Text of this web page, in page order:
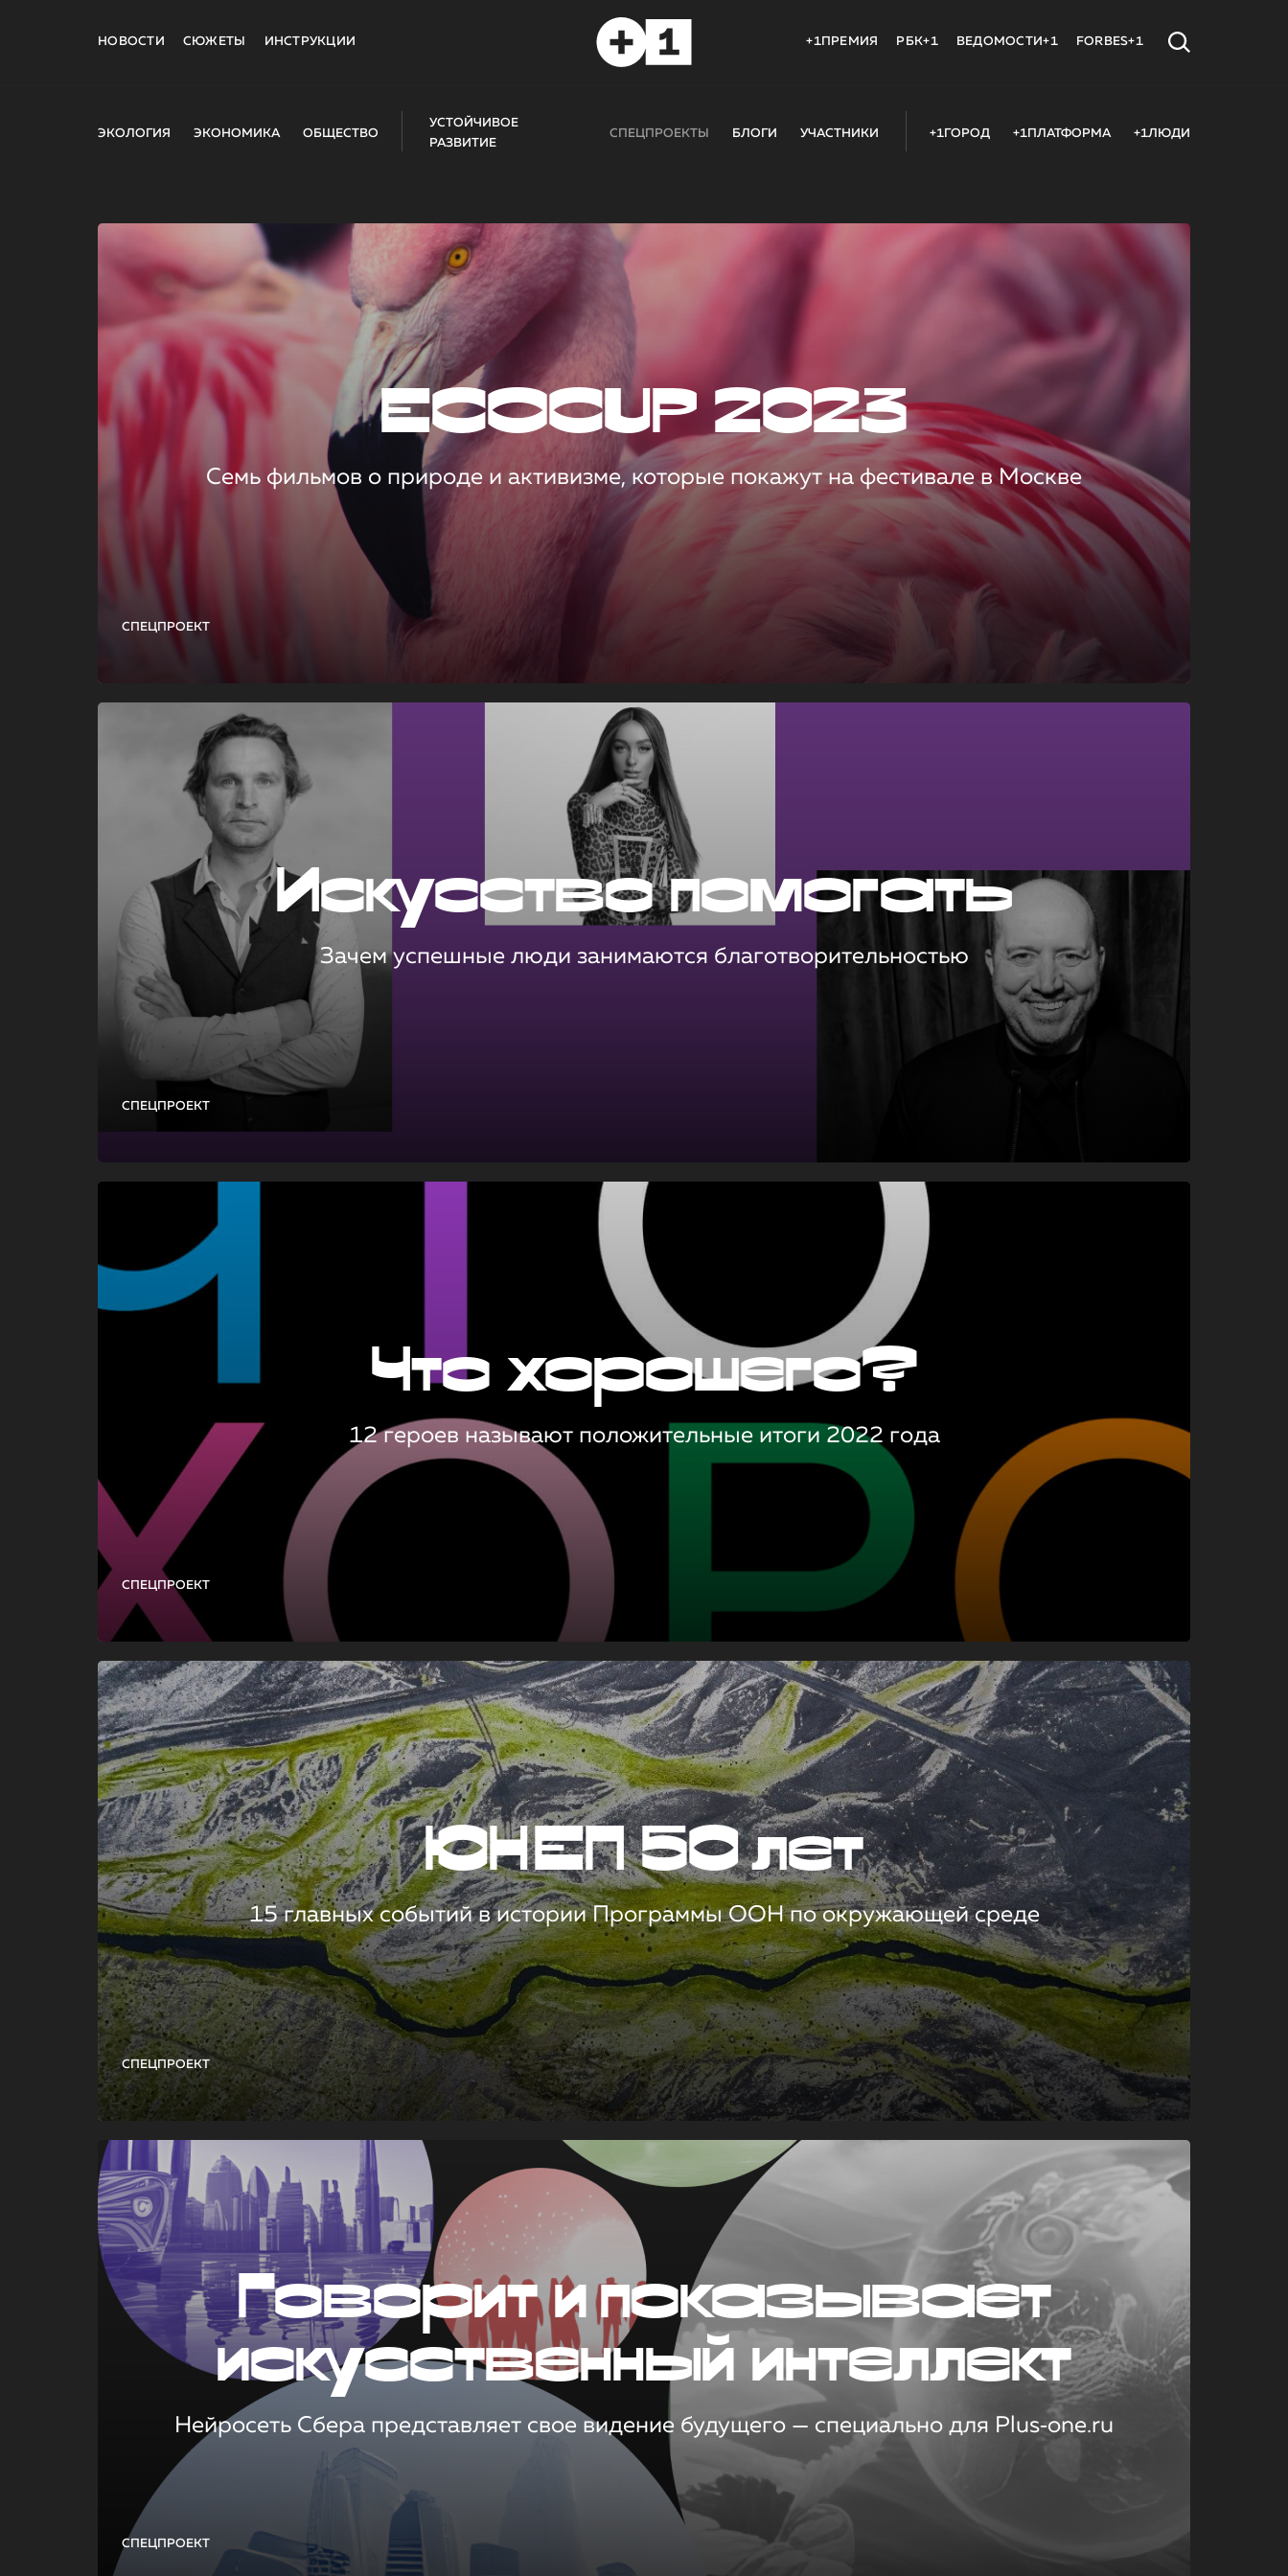
НОВОСТИ СЮЖЕТЫ ИНСТРУКЦИИ +1ПРЕМИЯ РБК+1 ВЕДОМОСТИ+1 FORBES+1
ЭКОЛОГИЯ ЭКОНОМИКА ОБЩЕСТВО
УСТОЙЧИВОЕ
РАЗВИТИЕ
СПЕЦПРОЕКТЫ БЛОГИ УЧАСТНИКИ +1ГОРОД +1ПЛАТФОРМА +1ЛЮДИ
СПЕЦПРОЕКТ
ECOCUP 2023
Семь фильмов о природе и активизме, которые покажут на фестивале в Москве
СПЕЦПРОЕКТ
Искусство помогать
Зачем успешные люди занимаются благотворительностью
СПЕЦПРОЕКТ
Что хорошего?
12 героев называют положительные итоги 2022 года
СПЕЦПРОЕКТ
ЮНЕП 50 лет
15 главных событий в истории Программы ООН по окружающей среде
СПЕЦПРОЕКТ
Говорит и показывает
искусственный интеллект
Нейросеть Сбера представляет свое видение будущего — специально для Plus‑one.ru